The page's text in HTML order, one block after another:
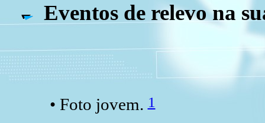
Eventos de relevo na
• Foto jovem.1